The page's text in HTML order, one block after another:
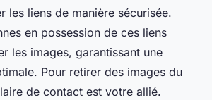
les liens de manière sécurisée.
en possession de ces liens
les images, garantissant une
Pour retirer des images du
de contact est votre allié.